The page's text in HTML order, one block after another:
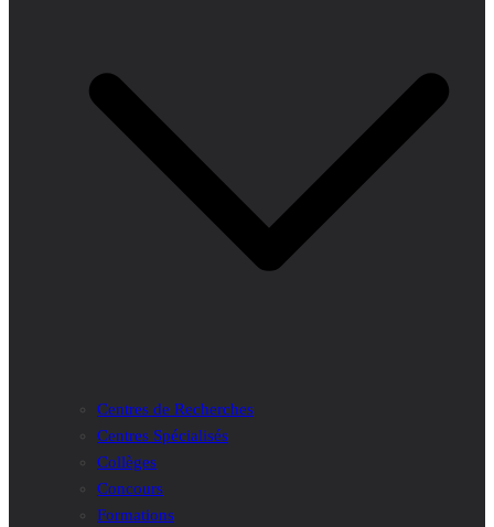
Centres de Recherches
Centres Spécialisés
Collèges
Concours
Formations